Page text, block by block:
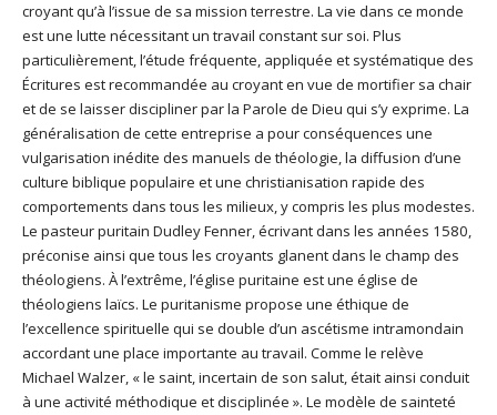
croyant qu’à l’issue de sa mission terrestre. La vie dans ce monde
est une lutte nécessitant un travail constant sur soi. Plus
particulièrement, l’étude fréquente, appliquée et systématique des
Écritures est recommandée au croyant en vue de mortifier sa chair
et de se laisser discipliner par la Parole de Dieu qui s’y exprime. La
généralisation de cette entreprise a pour conséquences une
vulgarisation inédite des manuels de théologie, la diffusion d’une
culture biblique populaire et une christianisation rapide des
comportements dans tous les milieux, y compris les plus modestes.
Le pasteur puritain Dudley Fenner, écrivant dans les années 1580,
préconise ainsi que tous les croyants glanent dans le champ des
théologiens. À l’extrême, l’église puritaine est une église de
théologiens laïcs. Le puritanisme propose une éthique de
l’excellence spirituelle qui se double d’un ascétisme intramondain
accordant une place importante au travail. Comme le relève
Michael Walzer, « le saint, incertain de son salut, était ainsi conduit
à une activité méthodique et disciplinée ». Le modèle de sainteté